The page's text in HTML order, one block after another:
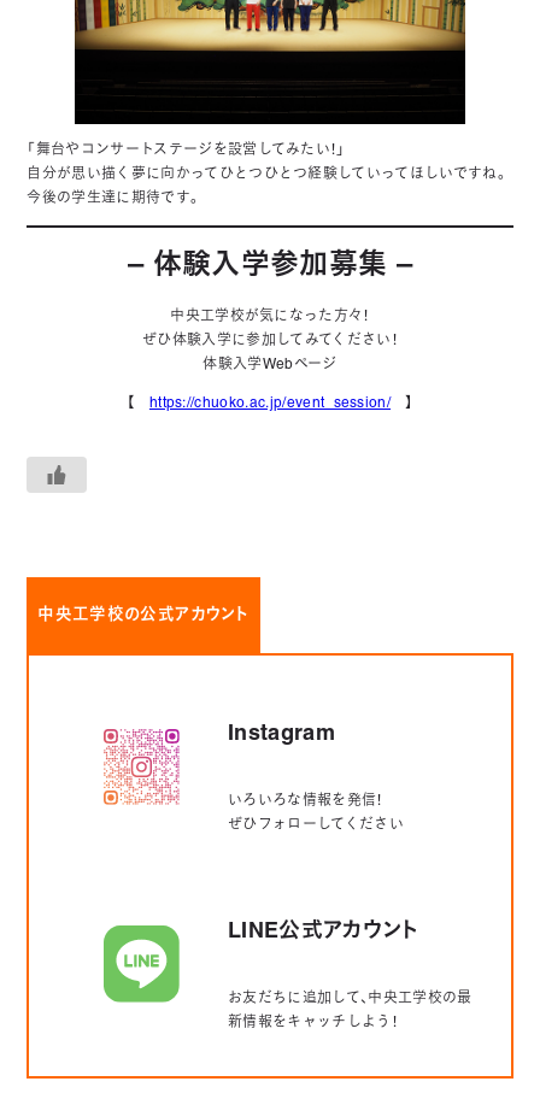
「舞台やコンサートステージを設営してみたい！」
自分が思い描く夢に向かってひとつひとつ経験していってほしいですね。
今後の学生達に期待です。
– 体験入学参加募集 –
中央工学校が気になった方々！
ぜひ体験入学に参加してみてください！
体験入学Webページ
【 https://chuoko.ac.jp/event_session/ 】
中央工学校の公式アカウント
Instagram
いろいろな情報を発信！
ぜひフォローしてください
LINE公式アカウント
お友だちに追加して、中央工学校の最
新情報をキャッチしよう！